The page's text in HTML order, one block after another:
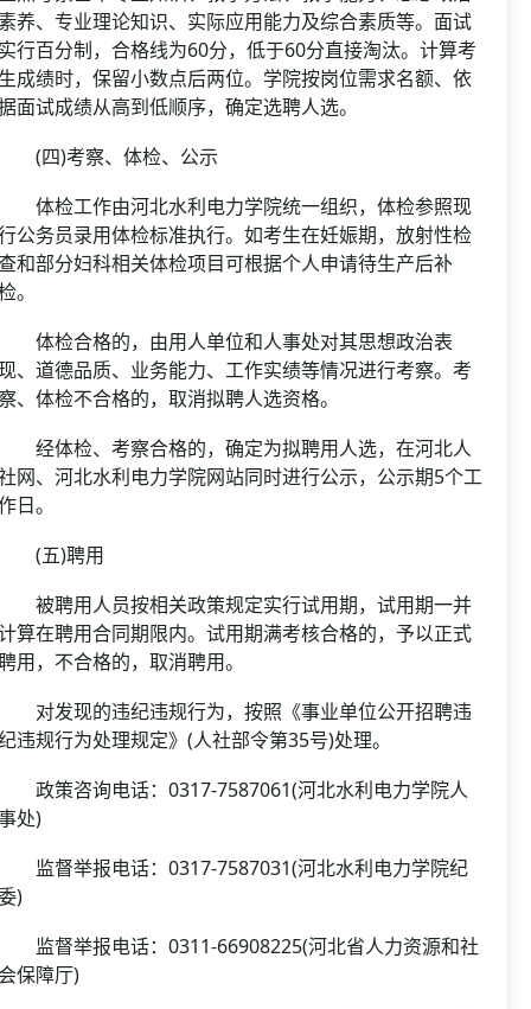
养、专业理论知识、实际应用能力及综合素质等。面试
行百分制，合格线为60分，低于60分直接淘汰。计算考
成绩时，保留小数点后两位。学院按岗位需求名额、依
面试成绩从高到低顺序，确定选聘人选。
四)考察、体检、公示
检工作由河北水利电力学院统一组织，体检参照现
公务员录用体检标准执行。如考生在妊娠期，放射性检
和部分妇科相关体检项目可根据个人申请待生产后补
。
检合格的，由用人单位和人事处对其思想政治表
、道德品质、业务能力、工作实绩等情况进行考察。考
、体检不合格的，取消拟聘人选资格。
体检、考察合格的，确定为拟聘用人选，在河北人
网、河北水利电力学院网站同时进行公示，公示期5个工
日。
五)聘用
聘用人员按相关政策规定实行试用期，试用期一并
算在聘用合同期限内。试用期满考核合格的，予以正式
用，不合格的，取消聘用。
发现的违纪违规行为，按照《事业单位公开招聘违
违规行为处理规定》(人社部令第35号)处理。
策咨询电话：0317-7587061(河北水利电力学院人
处)
督举报电话：0317-7587031(河北水利电力学院纪
)
督举报电话：0311-66908225(河北省人力资源和社
保障厅)